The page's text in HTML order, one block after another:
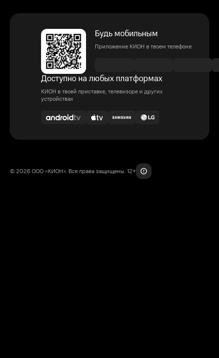
Будь мобильным
Приложение КИОН в твоем телефоне
Доступно на любых платформах
КИОН в твоей приставке, телевизоре и других
устройствах
© 2026 ООО «КИОН». Все права защищены. 12+